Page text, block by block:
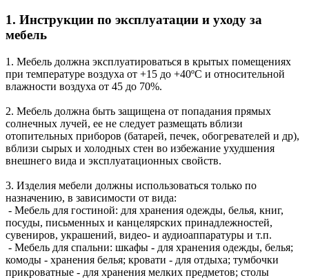
1. Инструкции по эксплуатации и уходу за
мебель
1. Мебель должна эксплуатироваться в крытых помещениях
при температуре воздуха от +15 до +40ºС и относительной
влажности воздуха от 45 до 70%.
2. Мебель должна быть защищена от попадания прямых
солнечных лучей, ее не следует размещать вблизи
отопительных приборов (батарей, печек, обогревателей и др),
вблизи сырых и холодных стен во избежание ухудшения
внешнего вида и эксплуатационных свойств.
3. Изделия мебели должны использоваться только по
назначению, в зависимости от вида:
- Мебель для гостиной: для хранения одежды, белья, книг,
посуды, письменных и канцелярских принадлежностей,
сувениров, украшений, видео- и аудиоаппаратуры и т.п.
- Мебель для спальни: шкафы - для хранения одежды, белья;
комоды - хранения белья; кровати - для отдыха; тумбочки
прикроватные - для хранения мелких предметов; столы